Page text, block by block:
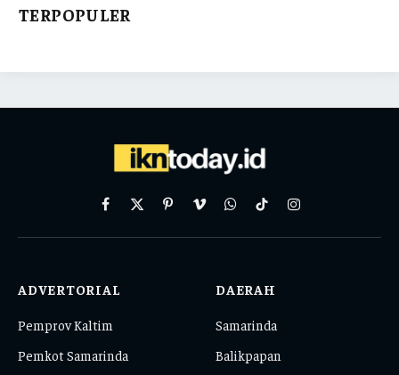
TERPOPULER
Facebook
X
PinterestVimeoWhatsAppTikTokInstagram
ADVERTORIAL
Pemprov Kaltim
Pemkot Samarinda
DAERAH
Samarinda
Balikpapan